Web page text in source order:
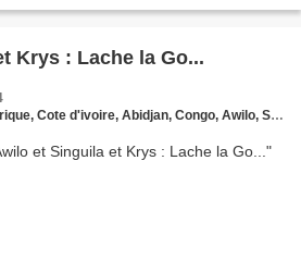
Krys : Lache la Go...
Congo, Awilo, Singuila, KrysMusique, antilles, Dom Tom, EU, ma solange Oussou